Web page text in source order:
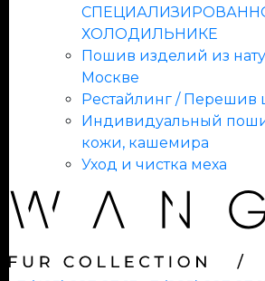
ХОЛОДИЛЬНИКЕ
Пошив изделий из
Москве
Рестайлинг / Перешив
Индивидуальный
кожи, кашемира
Уход и чистка меха